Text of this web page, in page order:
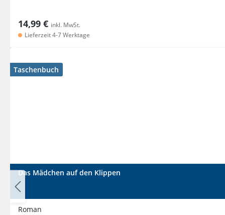
14,99 € inkl. MwSt.
Lieferzeit 4-7 Werktage
Taschenbuch
Das Mädchen auf den Klippen
Roman